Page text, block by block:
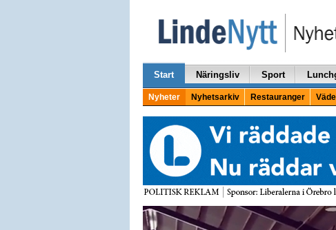
Start Näringsliv Sport
Nyheter Nyhetsarkiv Restauranger